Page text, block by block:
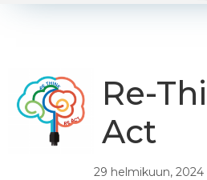
Re-
Act
29 helmikuun, 2024